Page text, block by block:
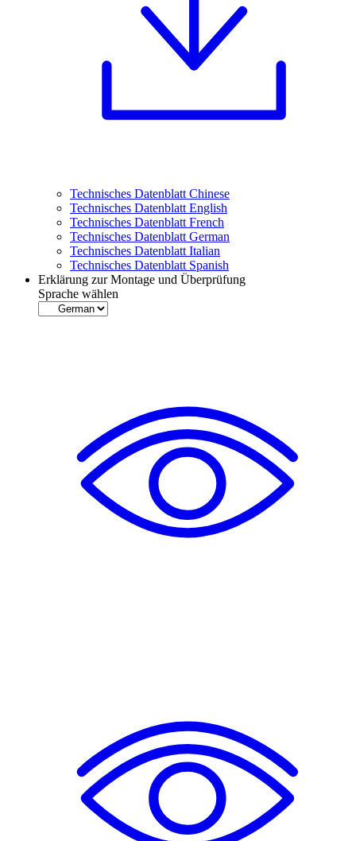
Technisches Datenblatt Chinese
Technisches Datenblatt English
Technisches Datenblatt French
Technisches Datenblatt German
Technisches Datenblatt Italian
Technisches Datenblatt Spanish
Erklärung zur Montage und Überprüfung
Sprache wählen